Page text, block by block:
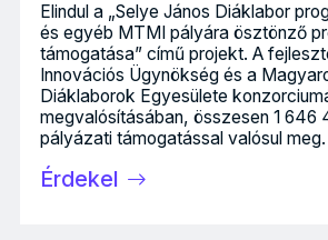
Elindul a „Selye János Diáklabor
és egyéb MTMI pályára ösztönző
támogatása” című projekt. A
Innovációs Ügynökség és a
Diáklaborok Egyesülete
megvalósításában, összesen 1 646
pályázati támogatással valósul meg.
Érdekel